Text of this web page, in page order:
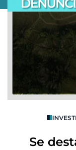
Se